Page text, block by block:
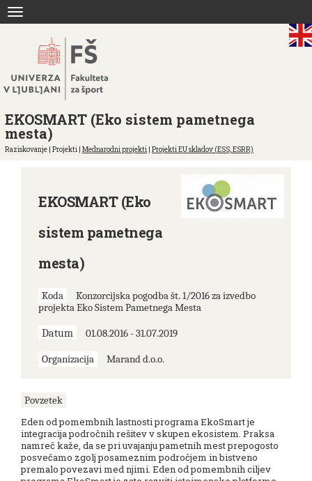
navigation
EKOSMART (Eko sistem pametnega
mesta)
Raziskovanje | Projekti | Mednarodni projekti | Projekti EU skladov (ESS, ESRR)
EKOSMART (Eko
sistem pametnega
mesta)
Koda
Konzorcijska pogodba št. 1/2016 za izvedbo
projekta Eko Sistem Pametnega Mesta
Datum 01.08.2016 - 31.07.2019
Organizacija Marand d.o.o.
Povzetek
Eden od pomembnih lastnosti programa EkoSmart je
integracija področnih rešitev v skupen ekosistem. Praksa
namreč kaže, da se pri uvajanju pametnih mest prepogosto
posvečamo zgolj posameznim področjem in bistveno
premalo povezavi med njimi. Eden od pomembnih ciljev